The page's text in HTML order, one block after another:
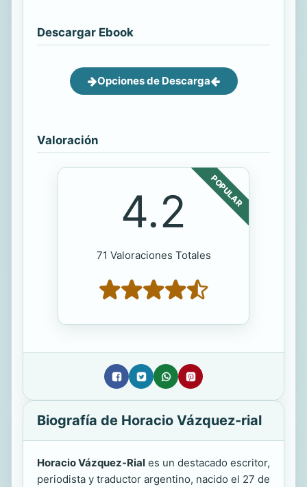
Descargar Ebook
Opciones de Descarga
Valoración
POPULAR
4.2
71 Valoraciones Totales
Biografía de Horacio Vázquez-rial
Horacio Vázquez-Rial es un destacado escritor,
periodista y traductor argentino, nacido el 27 de